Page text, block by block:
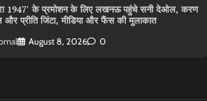
1947′ के प्रमोशन के लिए लखनऊ पहुंचे सनी देओल, करण
प्रीति जिंटा, मीडिया और फैंस की मुलाकात
August 8, 2026 0